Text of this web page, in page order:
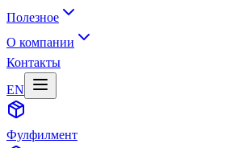
Полезное
О компании
Контакты
EN
Фулфилмент